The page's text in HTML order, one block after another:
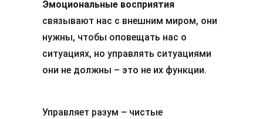
Эмоциональные восприятия
связывают нас с внешним миром, они
нужны, чтобы оповещать нас о
ситуациях, но управлять ситуациями
они не должны – это не их функции.
Управляет разум – чистые